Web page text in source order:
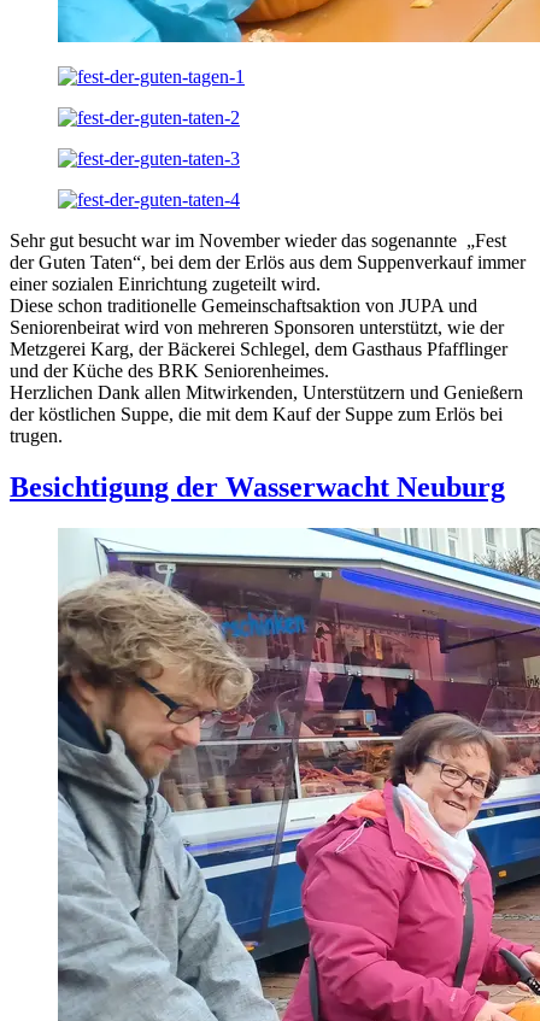
Sehr gut besucht war im November wieder das sogenannte „Fest
der Guten Taten“, bei dem der Erlös aus dem Suppenverkauf immer
einer sozialen Einrichtung zugeteilt wird.
Diese schon traditionelle Gemeinschaftsaktion von JUPA und
Seniorenbeirat wird von mehreren Sponsoren unterstützt, wie der
Metzgerei Karg, der Bäckerei Schlegel, dem Gasthaus Pfafflinger
und der Küche des BRK Seniorenheimes.
Herzlichen Dank allen Mitwirkenden, Unterstützern und Genießern
der köstlichen Suppe, die mit dem Kauf der Suppe zum Erlös bei
trugen.
Besichtigung der Wasserwacht Neuburg